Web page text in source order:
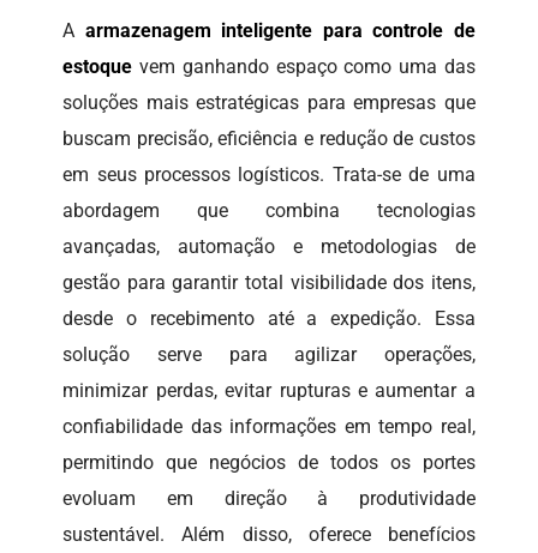
A armazenagem inteligente para controle de
estoque vem ganhando espaço como uma das
soluções mais estratégicas para empresas que
buscam precisão, eficiência e redução de custos
em seus processos logísticos. Trata-se de uma
abordagem que combina tecnologias
avançadas, automação e metodologias de
gestão para garantir total visibilidade dos itens,
desde o recebimento até a expedição. Essa
solução serve para agilizar operações,
minimizar perdas, evitar rupturas e aumentar a
confiabilidade das informações em tempo real,
permitindo que negócios de todos os portes
evoluam em direção à produtividade
sustentável. Além disso, oferece benefícios